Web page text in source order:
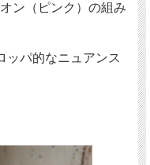
ン（ピンク）の組み
パ的なニュアンス